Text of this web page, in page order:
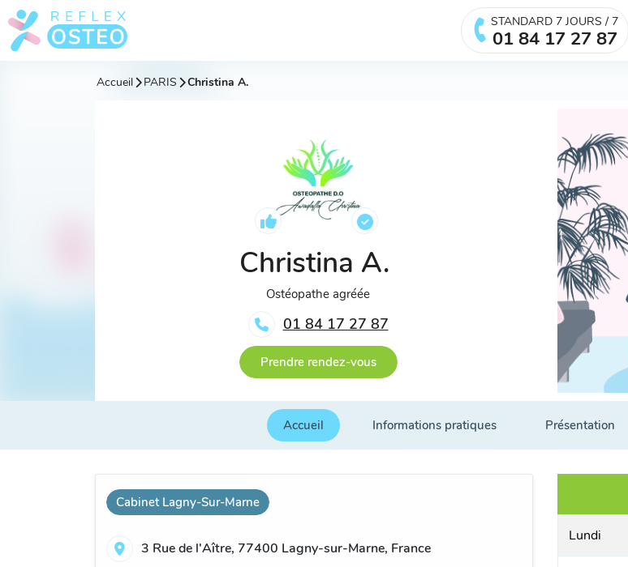
STANDARD 7 JOURS / 7
01 84 17 27 87
Accueil PARIS Christina A.
Christina A.
Ostéopathe agréée
01 84 17 27 87
Prendre rendez-vous
Accueil Informations pratiques Présentation
Cabinet Lagny-Sur-Marne
3 Rue de l'Aître, 77400 Lagny-sur-Marne, France
Lundi